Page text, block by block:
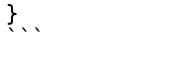
}
```